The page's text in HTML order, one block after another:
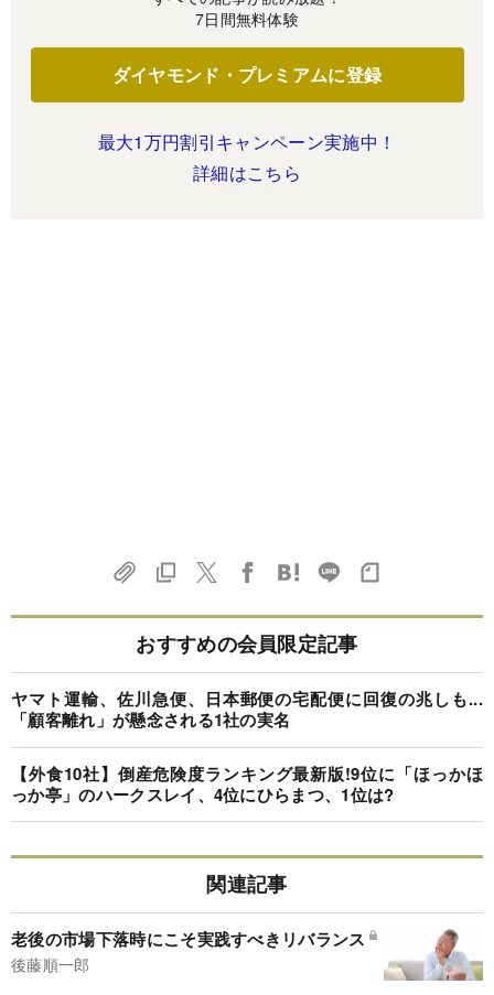
7日間無料体験
ダイヤモンド・プレミアムに登録
最大1万円割引キャンペーン実施中！
詳細はこちら
おすすめの会員限定記事
ヤマト運輸、佐川急便、日本郵便の宅配便に回復の兆しも...
「顧客離れ」が懸念される1社の実名
【外食10社】倒産危険度ランキング最新版!9位に「ほっかほ
っか亭」のハークスレイ、4位にひらまつ、1位は?
関連記事
老後の市場下落時にこそ実践すべきリバランス
後藤順一郎